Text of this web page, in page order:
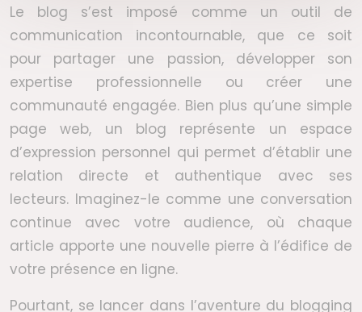
Le blog s’est imposé comme un outil de
communication incontournable, que ce soit
pour partager une passion, développer son
expertise professionnelle ou créer une
communauté engagée. Bien plus qu’une simple
page web, un blog représente un espace
d’expression personnel qui permet d’établir une
relation directe et authentique avec ses
lecteurs. Imaginez-le comme une conversation
continue avec votre audience, où chaque
article apporte une nouvelle pierre à l’édifice de
votre présence en ligne.
Pourtant, se lancer dans l’aventure du blogging